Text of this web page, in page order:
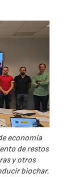
economía
de restos
y otros
biochar.